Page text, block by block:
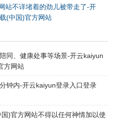
站不详堵着的劲儿被带走了-开
(中国)官方网站
同、健康处事等场景-开云kaiyun
方网站
钟内-开云kaiyun登录入口登录
)官方网站不得以任何神情加以使